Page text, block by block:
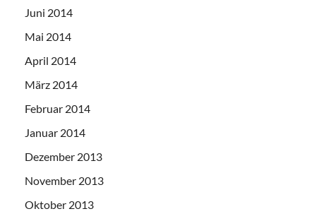
Juni 2014
Mai 2014
April 2014
März 2014
Februar 2014
Januar 2014
Dezember 2013
November 2013
Oktober 2013